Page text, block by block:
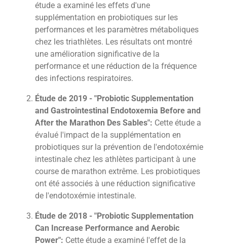
étude a examiné les effets d'une
supplémentation en probiotiques sur les
performances et les paramètres métaboliques
chez les triathlètes. Les résultats ont montré
une amélioration significative de la
performance et une réduction de la fréquence
des infections respiratoires.
Étude de 2019 - "Probiotic Supplementation
and Gastrointestinal Endotoxemia Before and
After the Marathon Des Sables": Cette étude a
évalué l'impact de la supplémentation en
probiotiques sur la prévention de l'endotoxémie
intestinale chez les athlètes participant à une
course de marathon extrême. Les probiotiques
ont été associés à une réduction significative
de l'endotoxémie intestinale.
Étude de 2018 - "Probiotic Supplementation
Can Increase Performance and Aerobic
Power": Cette étude a examiné l'effet de la